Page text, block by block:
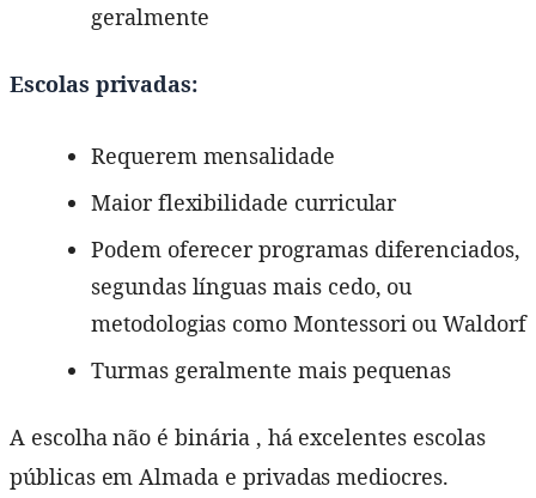
geralmente
Escolas privadas:
Requerem mensalidade
Maior flexibilidade curricular
Podem oferecer programas diferenciados,
segundas línguas mais cedo, ou
metodologias como Montessori ou Waldorf
Turmas geralmente mais pequenas
A escolha não é binária , há excelentes escolas
públicas em Almada e privadas mediocres.